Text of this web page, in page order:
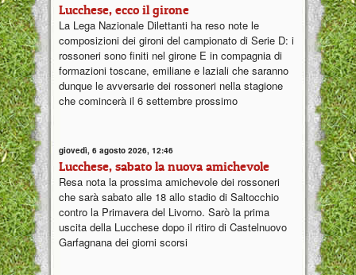
Lucchese, ecco il girone
La Lega Nazionale Dilettanti ha reso note le
composizioni dei gironi del campionato di Serie D: i
rossoneri sono finiti nel girone E in compagnia di
formazioni toscane, emiliane e laziali che saranno
dunque le avversarie dei rossoneri nella stagione
che comincerà il 6 settembre prossimo
giovedì, 6 agosto 2026, 12:46
Lucchese, sabato la nuova amichevole
Resa nota la prossima amichevole dei rossoneri
che sarà sabato alle 18 allo stadio di Saltocchio
contro la Primavera del Livorno. Sarò la prima
uscita della Lucchese dopo il ritiro di Castelnuovo
Garfagnana dei giorni scorsi